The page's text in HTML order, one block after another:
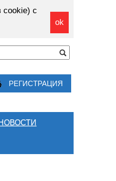
ok
cookie) с
РЕГИСТРАЦИЯ